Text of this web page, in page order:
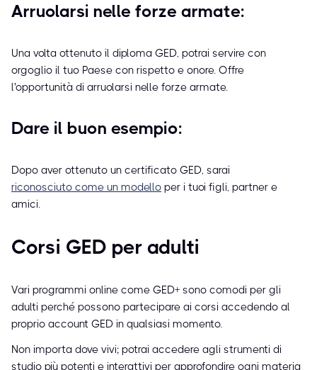
Arruolarsi nelle forze armate:
Una volta ottenuto il diploma GED, potrai servire con
orgoglio il tuo Paese con rispetto e onore. Offre
l'opportunità di arruolarsi nelle forze armate.
Dare il buon esempio:
Dopo aver ottenuto un certificato GED, sarai
riconosciuto come un modello per i tuoi figli, partner e
amici.
Corsi GED per adulti
Vari programmi online come GED+ sono comodi per gli
adulti perché possono partecipare ai corsi accedendo al
proprio account GED in qualsiasi momento.
Non importa dove vivi; potrai accedere agli strumenti di
studio più potenti e interattivi per approfondire ogni materia